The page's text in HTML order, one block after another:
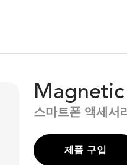
스마트폰 액세서
제품 구입